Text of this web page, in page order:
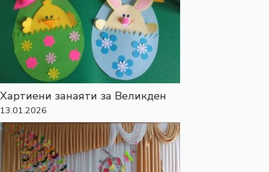
Хартиени занаяти за Великден
13.01.2026